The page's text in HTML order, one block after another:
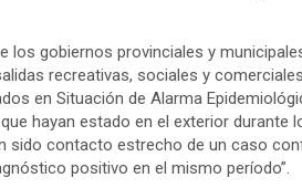
los gobiernos provinciales y
recreativas, sociales y
en Situación de Alarma
hayan estado en el exterior
sido contacto estrecho de un caso
positivo en el mismo período”.